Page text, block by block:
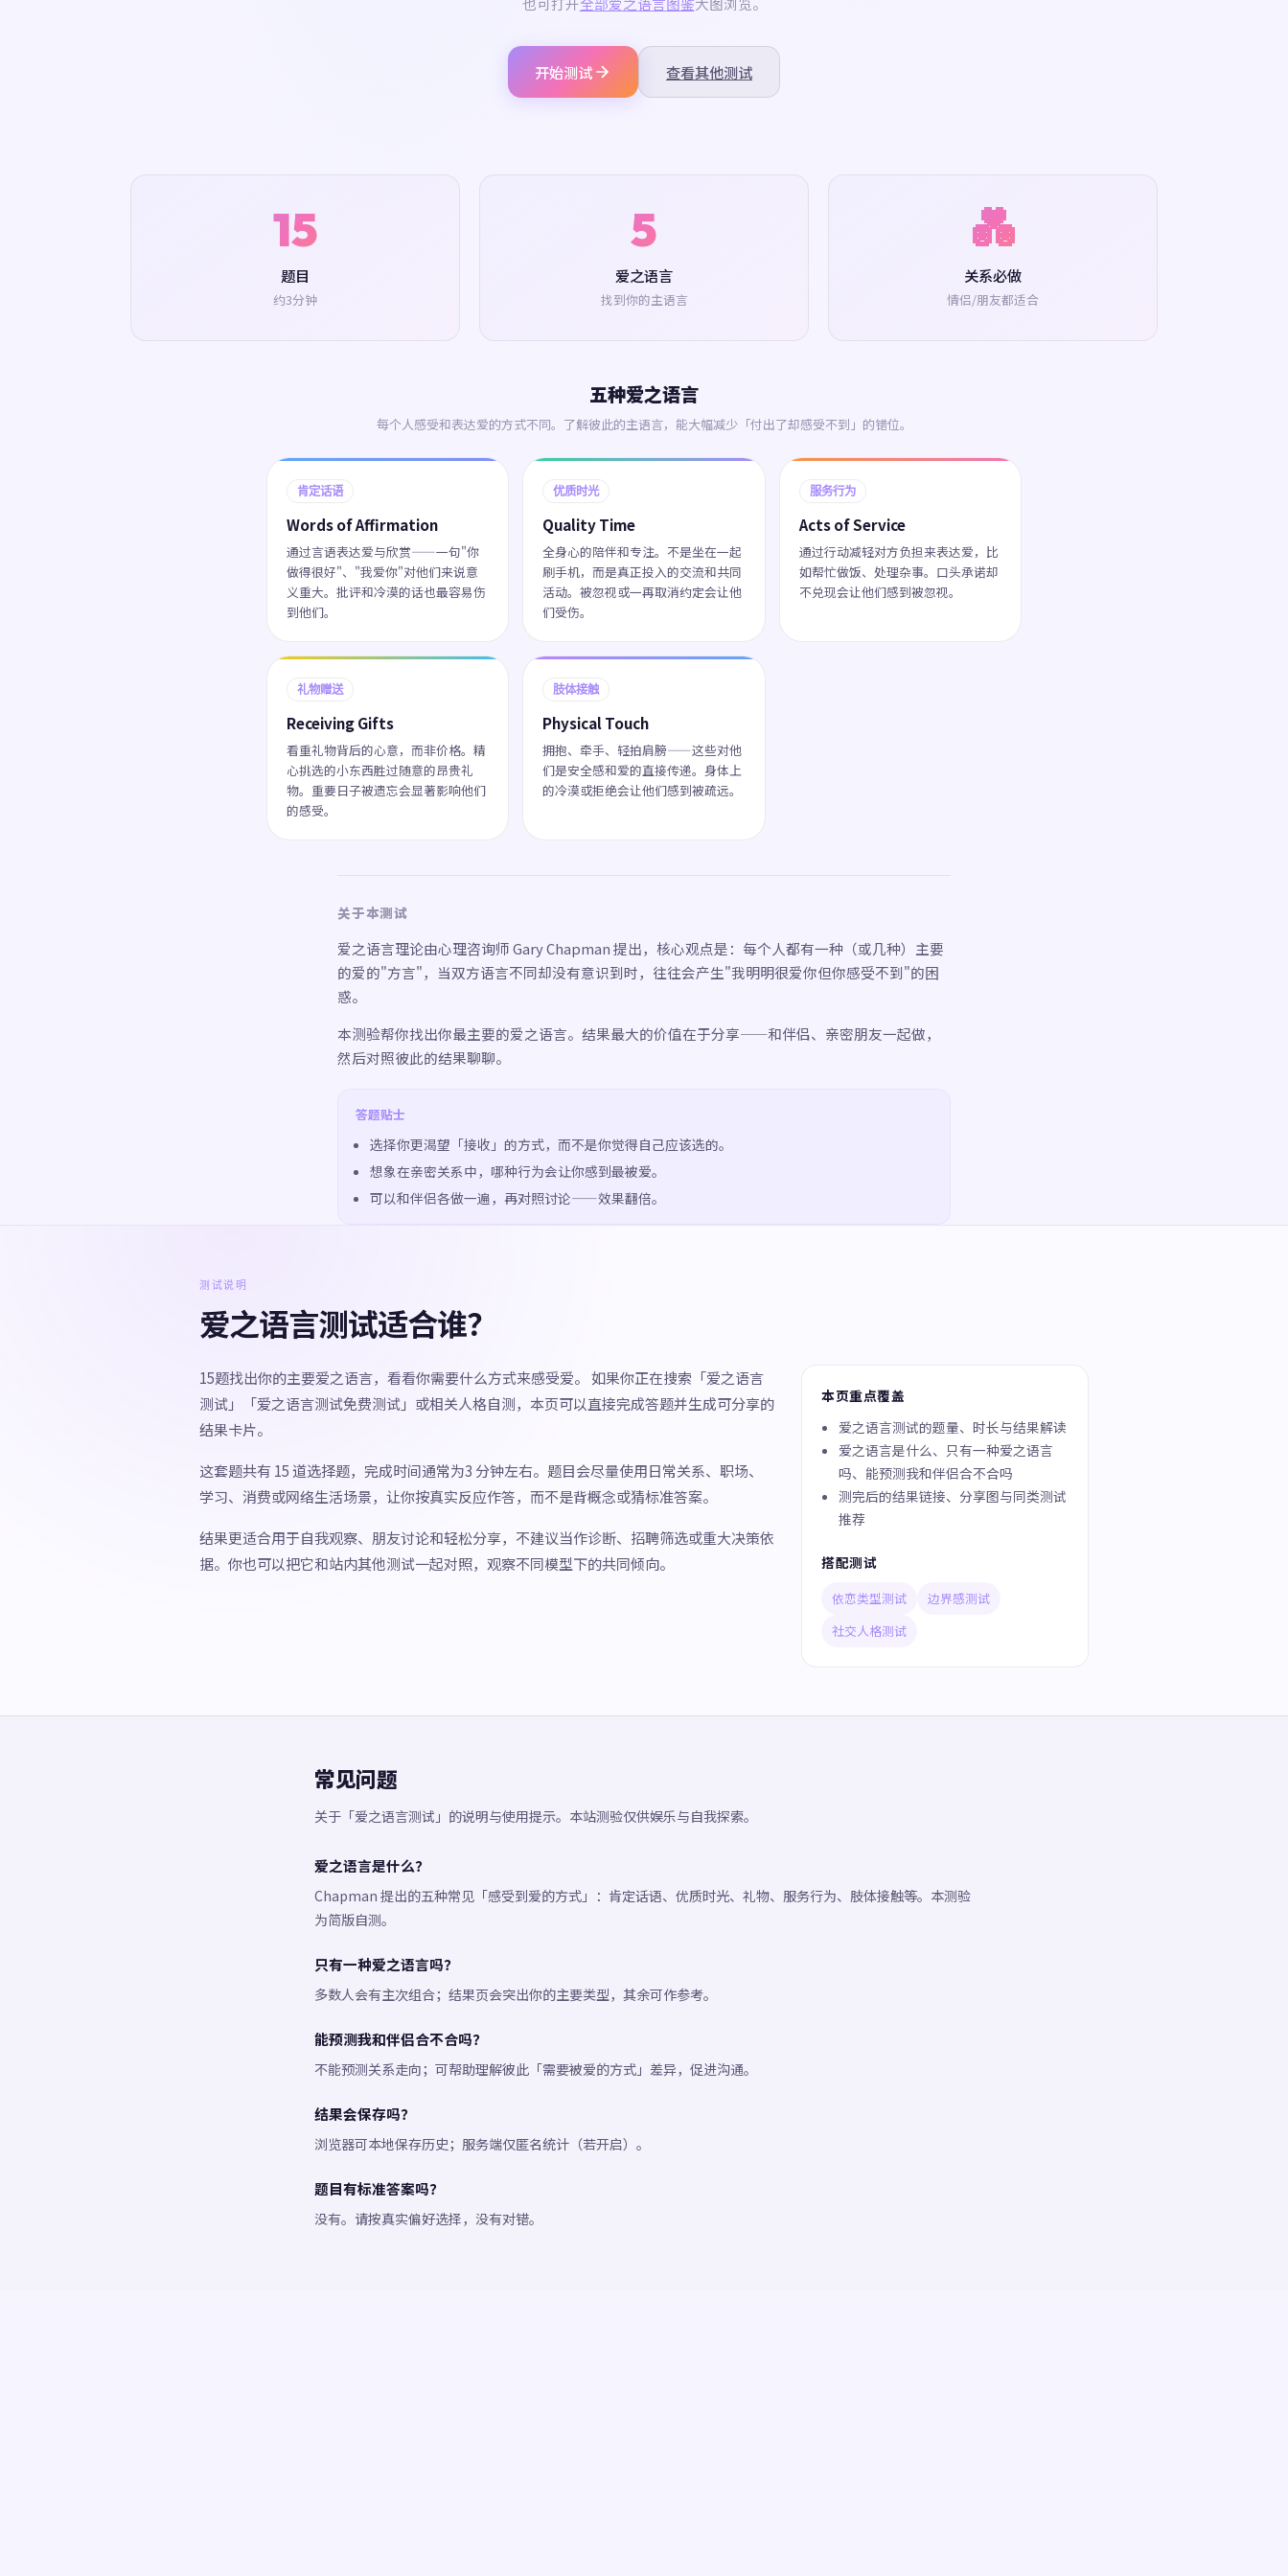
开始测试 查看其他测试
15
题目
约3分钟
5
爱之语言
找到你的主语言
💑
关系必做
情侣/朋友都适合
五种爱之语言
每个人感受和表达爱的方式不同。了解彼此的主语言，能大幅减少「付出了却感受不到」的错位。
肯定话语
Words of Affirmation
通过言语表达爱与欣赏——一句"你
做得很好"、"我爱你"对他们来说意
义重大。批评和冷漠的话也最容易伤
到他们。
优质时光
Quality Time
全身心的陪伴和专注。不是坐在一起
刷手机，而是真正投入的交流和共同
活动。被忽视或一再取消约定会让他
们受伤。
服务行为
Acts of Service
通过行动减轻对方负担来表达爱，比
如帮忙做饭、处理杂事。口头承诺却
不兑现会让他们感到被忽视。
礼物赠送
Receiving Gifts
看重礼物背后的心意，而非价格。精
心挑选的小东西胜过随意的昂贵礼
物。重要日子被遗忘会显著影响他们
的感受。
肢体接触
Physical Touch
拥抱、牵手、轻拍肩膀——这些对他
们是安全感和爱的直接传递。身体上
的冷漠或拒绝会让他们感到被疏远。
关于本测试
爱之语言理论由心理咨询师 Gary Chapman 提出，核心观点是：每个人都有一种（或几种）主要
的爱的"方言"，当双方语言不同却没有意识到时，往往会产生"我明明很爱你但你感受不到"的困
惑。
本测验帮你找出你最主要的爱之语言。结果最大的价值在于分享——和伴侣、亲密朋友一起做，
然后对照彼此的结果聊聊。
答题贴士
选择你更渴望「接收」的方式，而不是你觉得自己应该选的。
想象在亲密关系中，哪种行为会让你感到最被爱。
可以和伴侣各做一遍，再对照讨论——效果翻倍。
测试说明
爱之语言测试适合谁？
15题找出你的主要爱之语言，看看你需要什么方式来感受爱。 如果你正在搜索「爱之语言
测试」「爱之语言测试免费测试」或相关人格自测，本页可以直接完成答题并生成可分享的
结果卡片。
这套题共有 15 道选择题，完成时间通常为3 分钟左右。题目会尽量使用日常关系、职场、
学习、消费或网络生活场景，让你按真实反应作答，而不是背概念或猜标准答案。
结果更适合用于自我观察、朋友讨论和轻松分享，不建议当作诊断、招聘筛选或重大决策依
据。你也可以把它和站内其他测试一起对照，观察不同模型下的共同倾向。
本页重点覆盖
爱之语言测试的题量、时长与结果解读
爱之语言是什么、只有一种爱之语言
吗、能预测我和伴侣合不合吗
测完后的结果链接、分享图与同类测试
推荐
搭配测试
依恋类型测试
边界感测试
社交人格测试
常见问题
关于「爱之语言测试」的说明与使用提示。本站测验仅供娱乐与自我探索。
爱之语言是什么？
Chapman 提出的五种常见「感受到爱的方式」：肯定话语、优质时光、礼物、服务行为、肢体接触等。本测验
为简版自测。
只有一种爱之语言吗？
多数人会有主次组合；结果页会突出你的主要类型，其余可作参考。
能预测我和伴侣合不合吗？
不能预测关系走向；可帮助理解彼此「需要被爱的方式」差异，促进沟通。
结果会保存吗？
浏览器可本地保存历史；服务端仅匿名统计（若开启）。
题目有标准答案吗？
没有。请按真实偏好选择，没有对错。